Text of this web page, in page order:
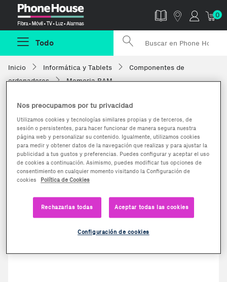
0
Todo
Inicio Informática y Tablets
Componentes de
ordenadores
Memoria RAM
Nos preocupamos por tu privacidad
Utilizamos cookies y tecnologías similares propias y de terceros, de
sesión o persistentes, para hacer funcionar de manera segura nuestra
página web y personalizar su contenido. Igualmente, utilizamos cookies
para medir y obtener datos de la navegación que realizas y para ajustar la
publicidad a tus gustos y preferencias. Puedes configurar y aceptar el uso
de cookies a continuación. Asimismo, puedes modificar tus opciones de
consentimiento en cualquier momento visitando la Configuración de
cookies
Política de Cookies
Rechazarlas todas Aceptar todas las cookies
Configuración de cookies